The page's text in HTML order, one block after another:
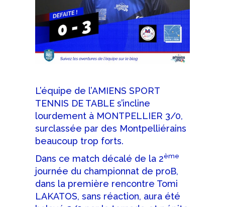
L’équipe de l’AMIENS SPORT
TENNIS DE TABLE s’incline
lourdement à MONTPELLIER 3/0,
surclassée par des Montpelliérains
beaucoup trop forts.
Dans ce match décalé de la 2ème
journée du championnat de proB,
dans la première rencontre Tomi
LAKATOS, sans réaction, aura été